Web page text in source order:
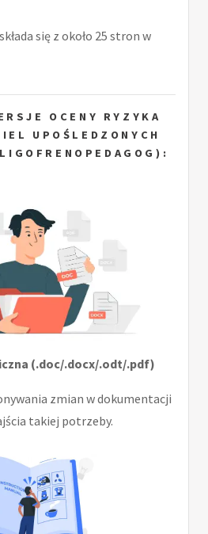
się z około 25 stron w
OCENY RYZYKA
UPOŚLEDZONYCH
(.doc/.docx/.odt/.pdf)
zmian w dokumentacji
takiej potrzeby.